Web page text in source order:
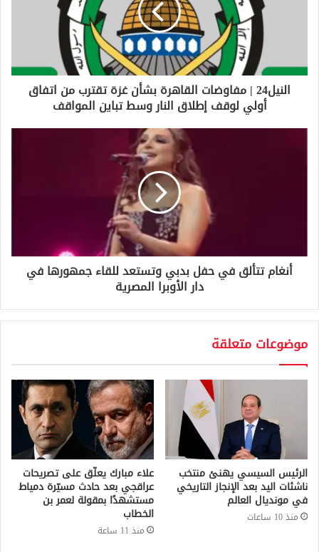
ر
النيل24 | مفاوضات القاهرة بشأن غزة تقترب من اتفاق
أولي لوقف إطلاق النار وسط تباين المواقف
أنغام تتألق في حفل بدبي وتستعد للقاء جمهورها في
دار الأوبرا المصرية
موضوعات متعلقة
الرئيس السيسي يهنئ منتخب
ناشئات اليد بعد الإنجاز التاريخي
في مونديال العالم
منذ 10 ساعات
علاء مبارك يعلّق على تصريحات
عراقجي بعد حادث مسيّرة دمياط
مستشهدًا بمقولة لعمر بن
الخطاب
منذ 11 ساعة